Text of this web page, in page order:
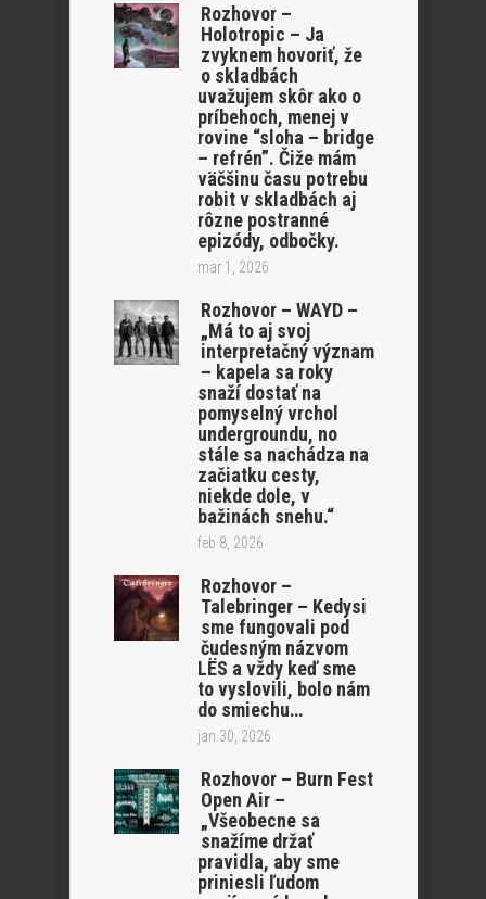
Rozhovor –
Holotropic – Ja
zvyknem hovoriť, že
o skladbách
uvažujem skôr ako o
príbehoch, menej v
rovine “sloha – bridge
– refrén”. Čiže mám
väčšinu času potrebu
robit v skladbách aj
rôzne postranné
epizódy, odbočky.
mar 1, 2026
Rozhovor – WAYD –
„Má to aj svoj
interpretačný význam
– kapela sa roky
snaží dostať na
pomyselný vrchol
undergroundu, no
stále sa nachádza na
začiatku cesty,
niekde dole, v
bažinách snehu.“
feb 8, 2026
Rozhovor –
Talebringer – Kedysi
sme fungovali pod
čudesným názvom
LËS a vždy keď sme
to vyslovili, bolo nám
do smiechu…
jan 30, 2026
Rozhovor – Burn Fest
Open Air –
„Všeobecne sa
snažíme držať
pravidla, aby sme
priniesli ľudom